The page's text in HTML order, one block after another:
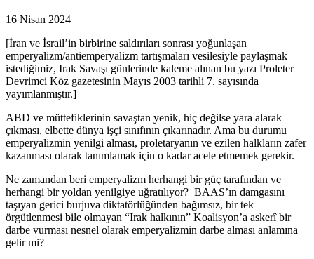
16 Nisan 2024
[İran ve İsrail’in birbirine saldırıları sonrası yoğunlaşan
emperyalizm/antiemperyalizm tartışmaları vesilesiyle paylaşmak
istediğimiz, Irak Savaşı günlerinde kaleme alınan bu yazı Proleter
Devrimci Köz gazetesinin Mayıs 2003 tarihli 7. sayısında
yayımlanmıştır.]
ABD ve müttefiklerinin savaştan yenik, hiç değilse yara alarak
çıkması, elbette dünya işçi sınıfının çıkarınadır. Ama bu durumu
emperyalizmin yenilgi alması, proletaryanın ve ezilen halkların zafer
kazanması olarak tanımlamak için o kadar acele etmemek gerekir.
Ne zamandan beri emperyalizm herhangi bir güç tarafından ve
herhangi bir yoldan yenilgiye uğratılıyor? BAAS’ın damgasını
taşıyan gerici burjuva diktatörlüğünden bağımsız, bir tek
örgütlenmesi bile olmayan “Irak halkının” Koalisyon’a askerî bir
darbe vurması nesnel olarak emperyalizmin darbe alması anlamına
gelir mi?